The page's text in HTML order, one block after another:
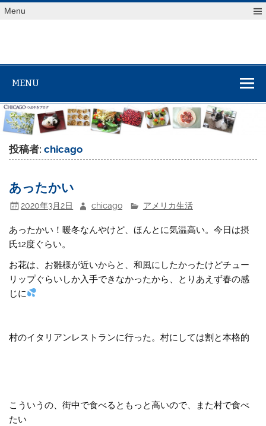
Skip
toMenu
MENU
投稿者:chicago
あったかい
2020年3月2日 chicago アメリカ生活
あったかい！暖冬なんやけど、ほんとに気温高い。今日は摂
氏12度ぐらい。
お花は、お雛様が近いからと、和風にしたかったけどチュー
リップぐらいしか入手できなかったから、とりあえず春の感
じに
村のイタリアンレストランに行った。村にしては割と本格的
こういうの、街中で食べるともっと高いので、また村で食べ
たい